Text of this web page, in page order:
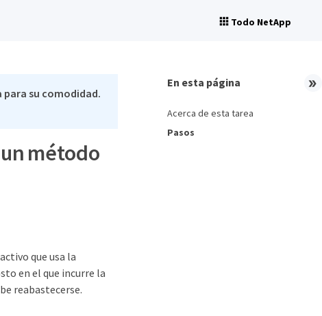
Todo NetApp
su comodidad.
método
que usa la
en el que incurre la
reabastecerse.
En esta página
Acerca de esta tarea
Pasos